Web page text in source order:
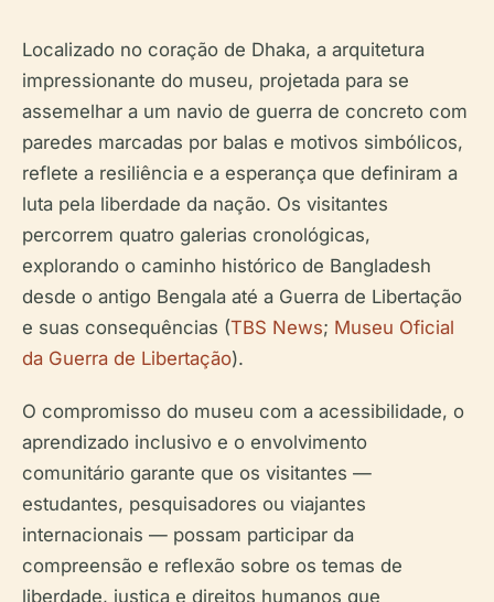
Localizado no coração de Dhaka, a arquitetura
impressionante do museu, projetada para se
assemelhar a um navio de guerra de concreto com
paredes marcadas por balas e motivos simbólicos,
reflete a resiliência e a esperança que definiram a
luta pela liberdade da nação. Os visitantes
percorrem quatro galerias cronológicas,
explorando o caminho histórico de Bangladesh
desde o antigo Bengala até a Guerra de Libertação
e suas consequências (TBS News; Museu Oficial
da Guerra de Libertação).
O compromisso do museu com a acessibilidade, o
aprendizado inclusivo e o envolvimento
comunitário garante que os visitantes —
estudantes, pesquisadores ou viajantes
internacionais — possam participar da
compreensão e reflexão sobre os temas de
liberdade, justiça e direitos humanos que